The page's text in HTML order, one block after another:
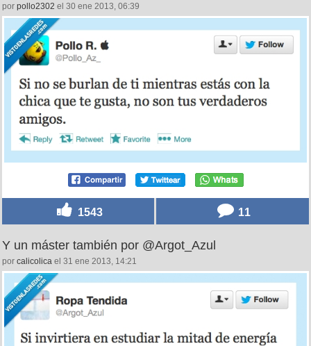
por pollo2302 el 30 ene 2013, 06:39
1543 11
Y un máster también por @Argot_Azul
por calicolica el 31 ene 2013, 14:21